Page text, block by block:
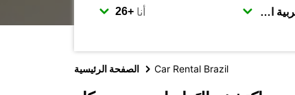
أنا
الصفحة الرئيسية Car Rental Brazil